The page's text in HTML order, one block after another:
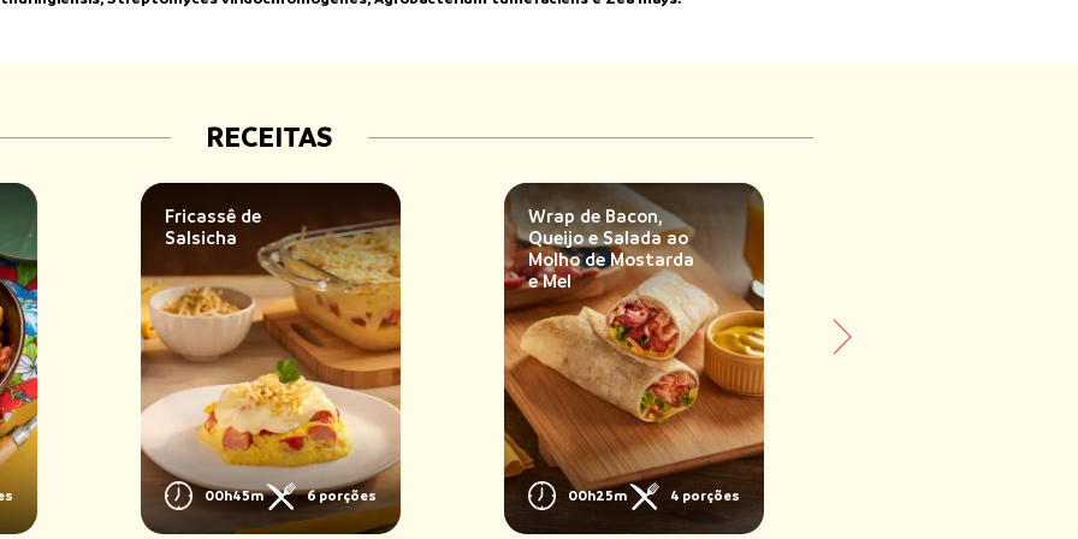
RECEITAS
00h45m 6 porções
Fricassê de
Salsicha
00h25m 4 porções
Wrap de Bacon,
Queijo e Salada ao
Molho de Mostarda
e Mel